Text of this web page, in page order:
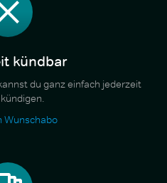
kündbar
du ganz einfach jederzeit
Wunschabo